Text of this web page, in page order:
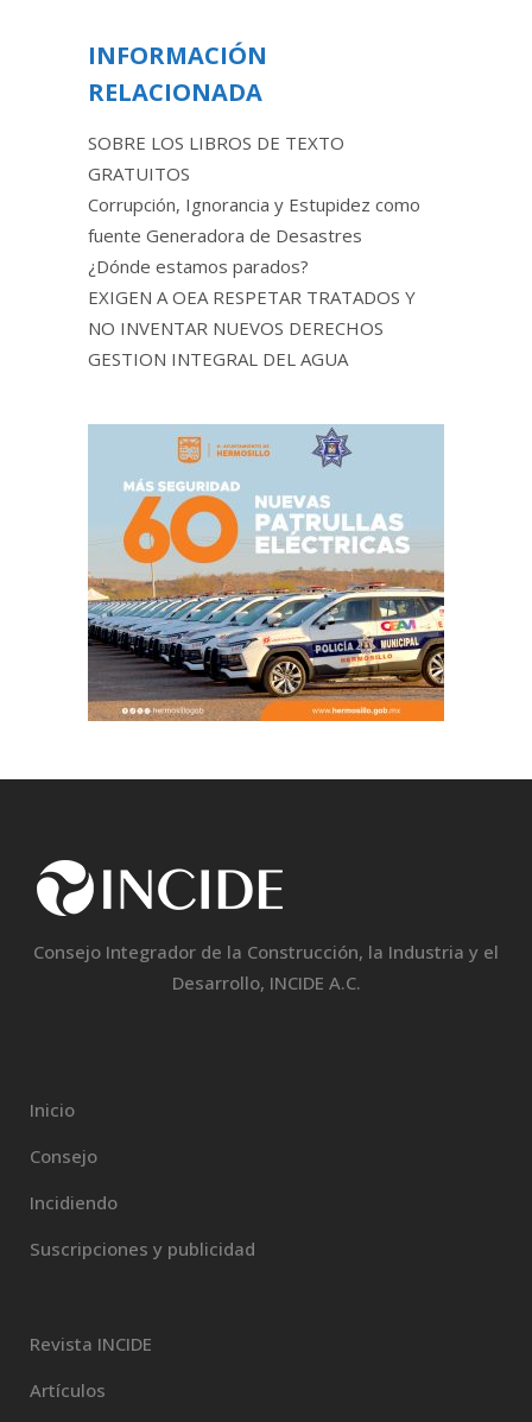
INFORMACIÓN
RELACIONADA
SOBRE LOS LIBROS DE TEXTO
GRATUITOS
Corrupción, Ignorancia y Estupidez como
fuente Generadora de Desastres
¿Dónde estamos parados?
EXIGEN A OEA RESPETAR TRATADOS Y
NO INVENTAR NUEVOS DERECHOS
GESTION INTEGRAL DEL AGUA
Consejo Integrador de la Construcción, la Industria y el
Desarrollo, INCIDE A.C.
Inicio
Consejo
Incidiendo
Suscripciones y publicidad
Revista INCIDE
Artículos